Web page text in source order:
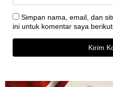
Simpan nama, email, dan
ini untuk komentar saya